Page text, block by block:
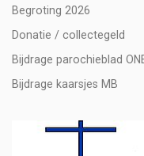
Begroting 2026
Donatie / collectegeld
Bijdrage parochieblad
Bijdrage kaarsjes MB